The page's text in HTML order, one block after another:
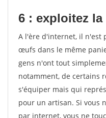
6 : exploitez
A l'ère d'internet, il n'est
œufs dans le même
gens n'ont tout
notamment, de certains
s'équiper mais qui
pour un artisan. Si vous
par internet, vous ne